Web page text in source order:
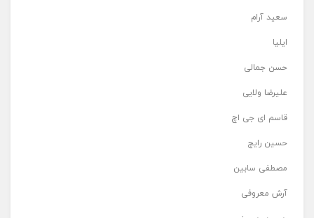
سعید آرام
ایلیا
حسن جمالی
علیرضا ولایی
قاسم ای جی اچ
حسین رایج
مصطفی سابین
آرش معروفی